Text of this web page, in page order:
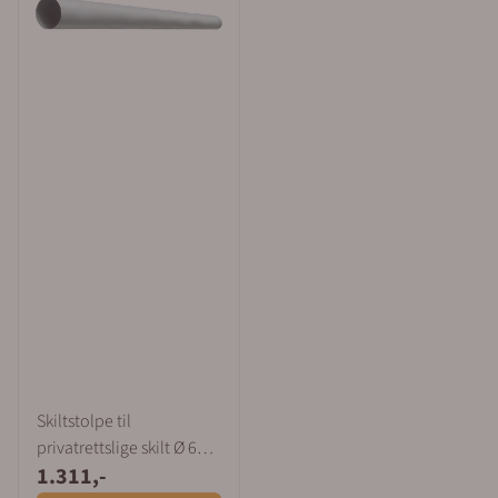
Skiltstolpe til
privatrettslige skilt Ø 60
mm
1.311,-